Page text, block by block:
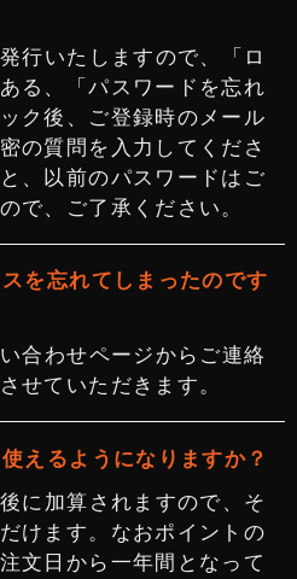
行いたしますので、「ロ
る、「パスワードを忘れ
ク後、ご登録時のメール
の質問を入力してくださ
、以前のパスワードはご
で、ご了承ください。
を忘れてしまったのです
合わせページからご連絡
せていただきます。
えるようになりますか？
に加算されますので、そ
けます。なおポイントの
文日から一年間となって